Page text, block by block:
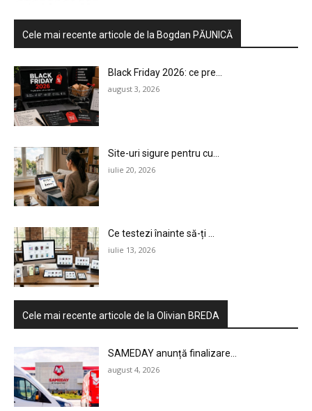
HOMEPAGE
NEWS
E-COMMERCE
EVENIMENTE
LEGAL & DP
STUDIES
Cele mai recente articole de la Bogdan PĂUNICĂ
Black Friday 2026: ce pre...
august 3, 2026
Site-uri sigure pentru cu...
iulie 20, 2026
Ce testezi înainte să-ți ...
iulie 13, 2026
Cele mai recente articole de la Olivian BREDA
SAMEDAY anunță finalizare...
august 4, 2026